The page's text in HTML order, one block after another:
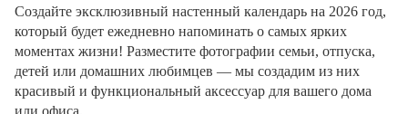
Создайте эксклюзивный настенный календарь на 2026 год,
который будет ежедневно напоминать о самых ярких
моментах жизни! Разместите фотографии семьи, отпуска,
детей или домашних любимцев — мы создадим из них
красивый и функциональный аксессуар для вашего дома
или офиса.